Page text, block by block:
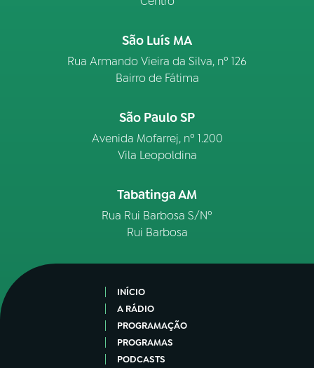
São Luís MA
Rua Armando Vieira da Silva, nº 126
Bairro de Fátima
São Paulo SP
Avenida Mofarrej, nº 1.200
Vila Leopoldina
Tabatinga AM
Rua Rui Barbosa S/Nº
Rui Barbosa
INÍCIO
A RÁDIO
PROGRAMAÇÃO
PROGRAMAS
PODCASTS